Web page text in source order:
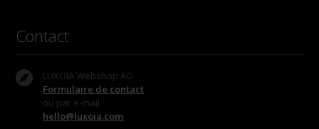
Contact
LUXOIA Webshop AG
Formulaire de contact
ou par e-mail
hello@luxoia.com